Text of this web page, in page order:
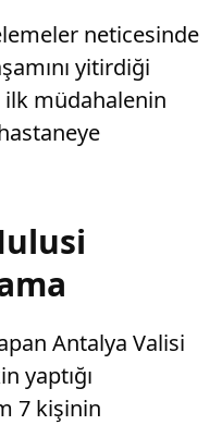
neticesinde
yitirdiği
ilk müdahalenin
Antalya Valisi
yaptığı
7 kişinin